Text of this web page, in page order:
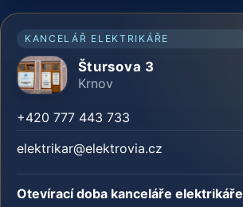
KANCELÁŘ ELEKTRIKÁŘE
Štursova 3
Krnov
+420 777 443 733
elektrikar@elektrovia.cz
Otevírací doba kanceláře elektrikáře